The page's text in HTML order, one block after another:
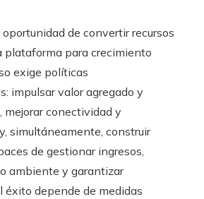
de convertir recursos
plataforma para crecimiento
exige políticas
impulsar valor agregado y
mejorar conectividad y
simultáneamente, construir
de gestionar ingresos,
ambiente y garantizar
éxito depende de medidas